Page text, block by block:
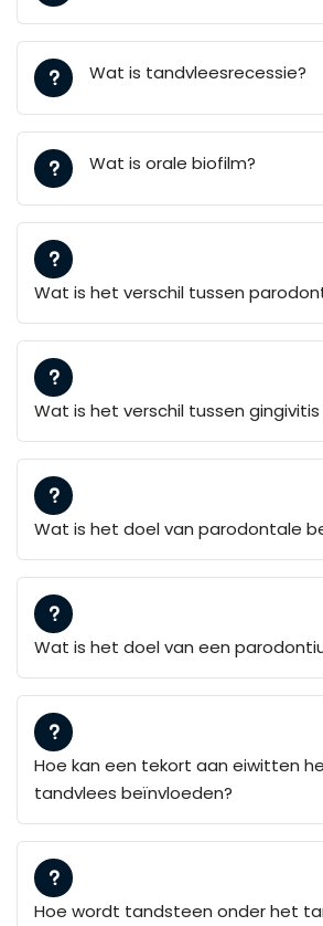
Wat is tandvleesrecessie?
Wat is orale biofilm?
Wat is het verschil tussen
Wat is het verschil tussen
Wat is het doel van parodontale
Wat is het doel van een
Hoe kan een tekort aan eiwitten
tandvlees beïnvloeden?
Hoe wordt tandsteen onder het